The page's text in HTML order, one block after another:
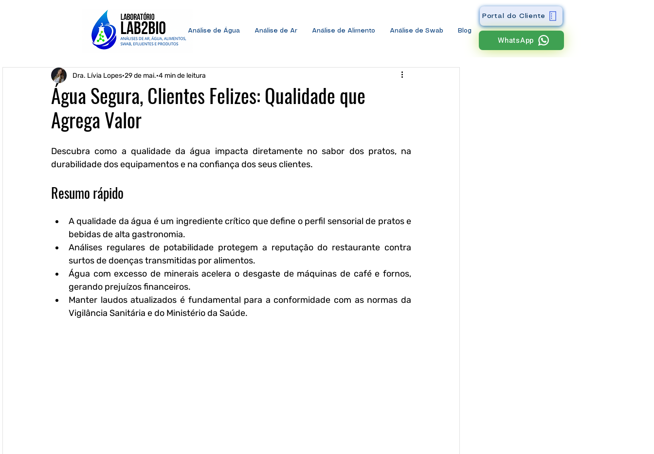
Análise de Água Análise de Ar Análise de Alimento Análise de Swab Blog
Portal do Cliente
WhatsApp
Água Segura, Clientes Felizes: Qualidade que
Agrega Valor
Dra. Lívia Lopes 29 de mai. 4 min de leitura
Descubra como a qualidade da água impacta diretamente no sabor dos pratos, na
durabilidade dos equipamentos e na confiança dos seus clientes.
Resumo rápido
A qualidade da água é um ingrediente crítico que define o perfil sensorial de pratos e
bebidas de alta gastronomia.
Análises regulares de potabilidade protegem a reputação do restaurante contra
surtos de doenças transmitidas por alimentos.
Água com excesso de minerais acelera o desgaste de máquinas de café e fornos,
gerando prejuízos financeiros.
Manter laudos atualizados é fundamental para a conformidade com as normas da
Vigilância Sanitária e do Ministério da Saúde.